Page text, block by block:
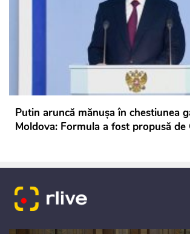
Putin aruncă mănușa în chestiunea
Moldova: Formula a fost propusă de